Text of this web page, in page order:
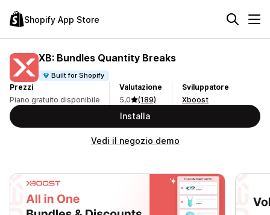
Shopify App Store
XB: Bundles Quantity Breaks
Built for Shopify
Prezzi
Piano gratuito disponibile
Valutazione
5,0
(189)
Sviluppatore
Xboost
Installa
Vedi il negozio demo